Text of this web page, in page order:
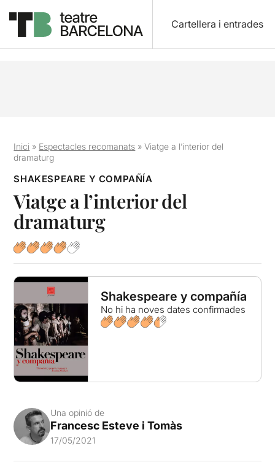
Cartellera i entrades
Inici » Espectacles recomanats »Viatge a l’interior del
dramaturg
SHAKESPEARE Y COMPAÑÍA
Viatge a l’interior del
dramaturg
Shakespeare y compañía
No hi ha noves dates confirmades
Una opinió de
Francesc Esteve i Tomàs
17/05/2021